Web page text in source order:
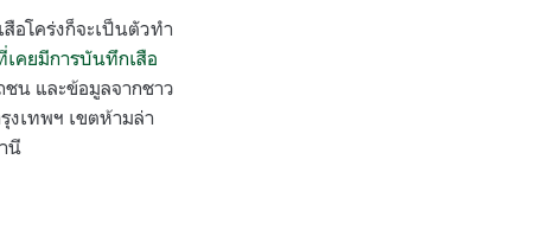
อโคร่งก็จะเป็นตัวทำ
คยมีการบันทึกเสือ
น และข้อมูลจากชาว
เทพฯ เขตห้ามล่า
นี